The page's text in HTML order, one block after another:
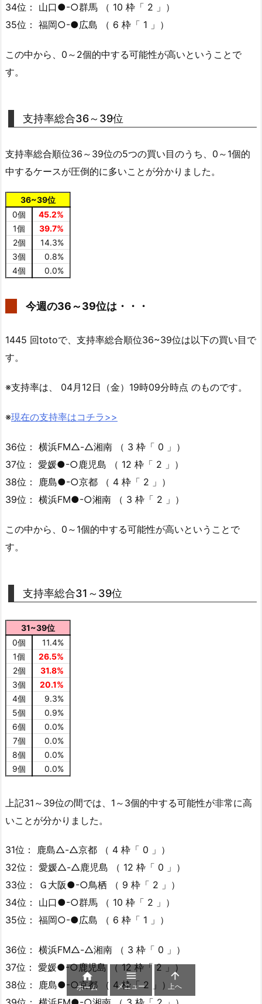
34位： 山口●-○群馬 （ 10 枠「 2 」）
35位： 福岡○-●広島 （ 6 枠「 1 」）
この中から、0～2個的中する可能性が高いということで
す。
支持率総合36～39位
支持率総合順位36～39位の5つの買い目のうち、0～1個的
中するケースが圧倒的に多いことが分かりました。
36~39位
0個
45.2%
1個
39.7%
2個
14.3%
3個
0.8%
4個
0.0%
今週の36～39位は・・・
1445 回totoで、支持率総合順位36~39位は以下の買い目で
す。
※支持率は、 04月12日（金）19時09分時点 のものです。
※現在の支持率はコチラ>>
36位： 横浜FM△-△湘南 （ 3 枠「 0 」）
37位： 愛媛●-○鹿児島 （ 12 枠「 2 」）
38位： 鹿島●-○京都 （ 4 枠「 2 」）
39位： 横浜FM●-○湘南 （ 3 枠「 2 」）
この中から、0～1個的中する可能性が高いということで
す。
支持率総合31～39位
31~39位
0個
11.4%
1個
26.5%
2個
31.8%
3個
20.1%
4個
9.3%
5個
0.9%
6個
0.0%
7個
0.0%
8個
0.0%
9個
0.0%
上記31～39位の間では、1～3個的中する可能性が非常に高
いことが分かりました。
31位： 鹿島△-△京都 （ 4 枠「 0 」）
32位： 愛媛△-△鹿児島 （ 12 枠「 0 」）
33位： Ｇ大阪●-○鳥栖 （ 9 枠「 2 」）
34位： 山口●-○群馬 （ 10 枠「 2 」）
35位： 福岡○-●広島 （ 6 枠「 1 」）
36位： 横浜FM△-△湘南 （ 3 枠「 0 」）
37位： 愛媛●-○鹿児島 （ 12 枠「 2 」）
38位： 鹿島●-○京都 （ 4 枠「 2 」）

ホーム

メニュー

上へ